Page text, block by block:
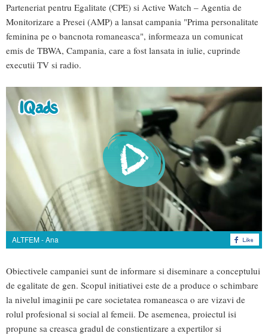
Parteneriat pentru Egalitate (CPE) si Active Watch – Agentia de
Monitorizare a Presei (AMP) a lansat campania "Prima personalitate
feminina pe o bancnota romaneasca", informeaza un comunicat
emis de TBWA, Campania, care a fost lansata in iulie, cuprinde
executii TV si radio.
ALTFEM - Ana
Obiectivele campaniei sunt de informare si diseminare a conceptului
de egalitate de gen. Scopul initiativei este de a produce o schimbare
la nivelul imaginii pe care societatea romaneasca o are vizavi de
rolul profesional si social al femeii. De asemenea, proiectul isi
propune sa creasca gradul de constientizare a expertilor si